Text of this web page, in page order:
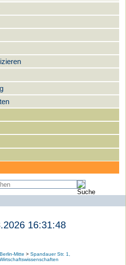
16:31:48
Berlin-Mitte >Spandauer Str. 1,
Wirtschaftswissenschaften